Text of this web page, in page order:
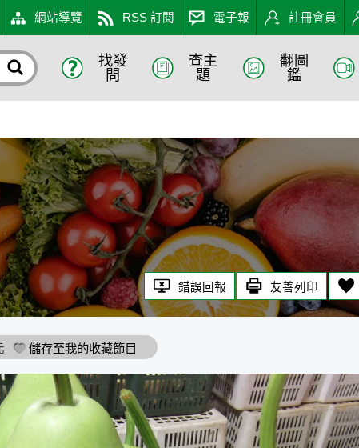
網站導覽 RSS 訂閱 電子報 註冊會員
找發
問
查主
題
翻圖
鑑
錯誤回報 友善列印
儲存至我的收藏節目